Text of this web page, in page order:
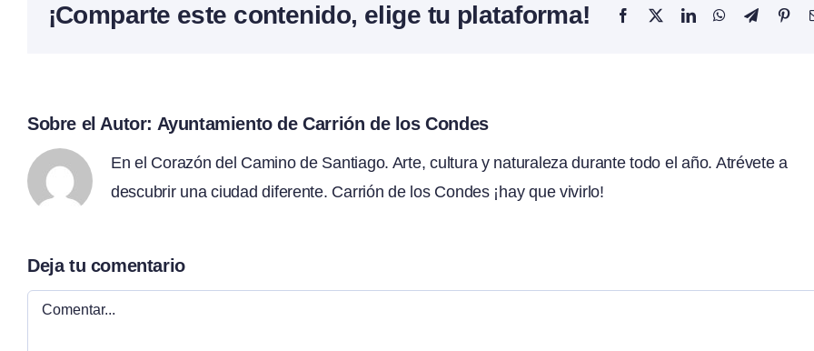
¡Comparte este contenido, elige tu plataforma! Facebook
X LinkedInWhatsApp
Telegram
Sobre el Autor: Ayuntamiento de Carrión de los Condes
En el Corazón del Camino de Santiago. Arte, cultura y naturaleza durante todo el año. Atrévete a
descubrir una ciudad diferente. Carrión de los Condes ¡hay que vivirlo!
Deja tu comentario
Comentar